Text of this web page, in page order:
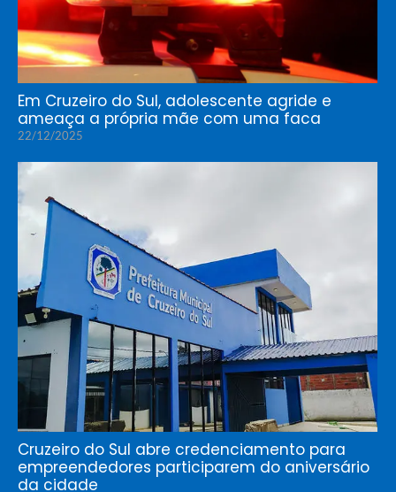
Em Cruzeiro do Sul, adolescente agride e
ameaça a própria mãe com uma faca
22/12/2025
Cruzeiro do Sul abre credenciamento para
empreendedores participarem do aniversário
da cidade